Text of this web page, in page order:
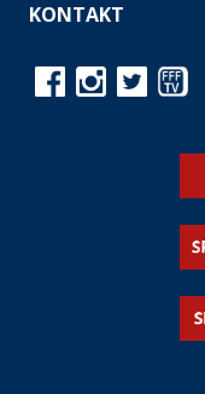
KONTAKT